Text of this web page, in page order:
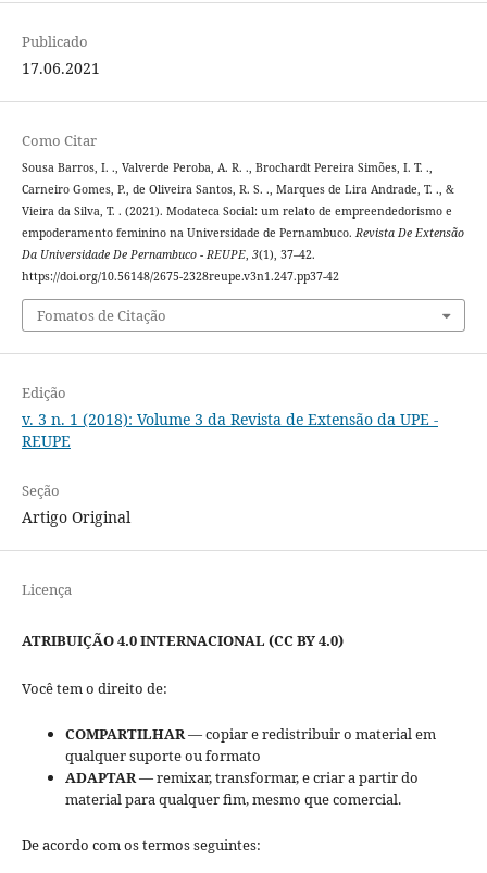
Publicado
17.06.2021
Como Citar
Sousa Barros, I. ., Valverde Peroba, A. R. ., Brochardt Pereira Simões, I. T. .,
Carneiro Gomes, P., de Oliveira Santos, R. S. ., Marques de Lira Andrade, T. ., &
Vieira da Silva, T. . (2021). Modateca Social: um relato de empreendedorismo e
empoderamento feminino na Universidade de Pernambuco. Revista De Extensão
Da Universidade De Pernambuco - REUPE, 3(1), 37–42.
https://doi.org/10.56148/2675-2328reupe.v3n1.247.pp37-42
Fomatos de Citação
Edição
v. 3 n. 1 (2018): Volume 3 da Revista de Extensão da UPE -
REUPE
Seção
Artigo Original
Licença
ATRIBUIÇÃO 4.0 INTERNACIONAL (CC BY 4.0)
Você tem o direito de:
COMPARTILHAR— copiar e redistribuir o material em
qualquer suporte ou formato
ADAPTAR— remixar, transformar, e criar a partir do
material para qualquer fim, mesmo que comercial.
De acordo com os termos seguintes: